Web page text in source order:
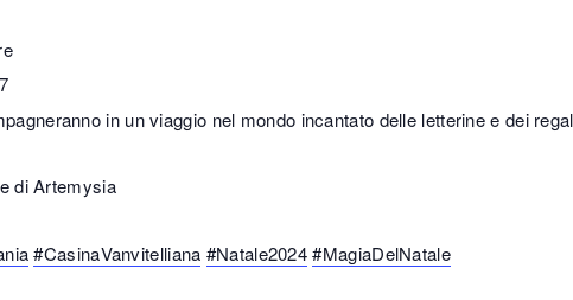
in un viaggio nel mondo incantato delle letterine e dei
di Artemysia
#CasinaVanvitelliana #Natale2024 #MagiaDelNatale